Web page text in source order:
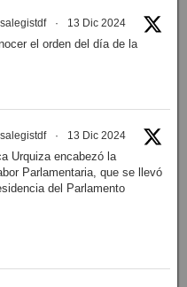
· 13 Dic 2024
el orden del día de la
· 13 Dic 2024
Urquiza encabezó la
Parlamentaria, que se llevó
del Parlamento